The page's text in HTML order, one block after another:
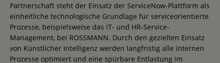
Partnerschaft steht der Einsatz der ServiceNow-Plattform als
einheitliche technologische Grundlage für serviceorientierte
Prozesse, beispielsweise das IT- und HR-Service-
Management, bei ROSSMANN. Durch den gezielten Einsatz
von Künstlicher Intelligenz werden langfristig alle internen
Prozesse optimiert und eine spürbare Entlastung im